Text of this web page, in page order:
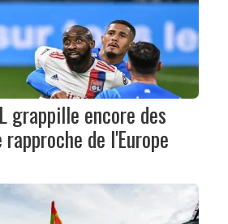
grappille encore des
de l'Europe